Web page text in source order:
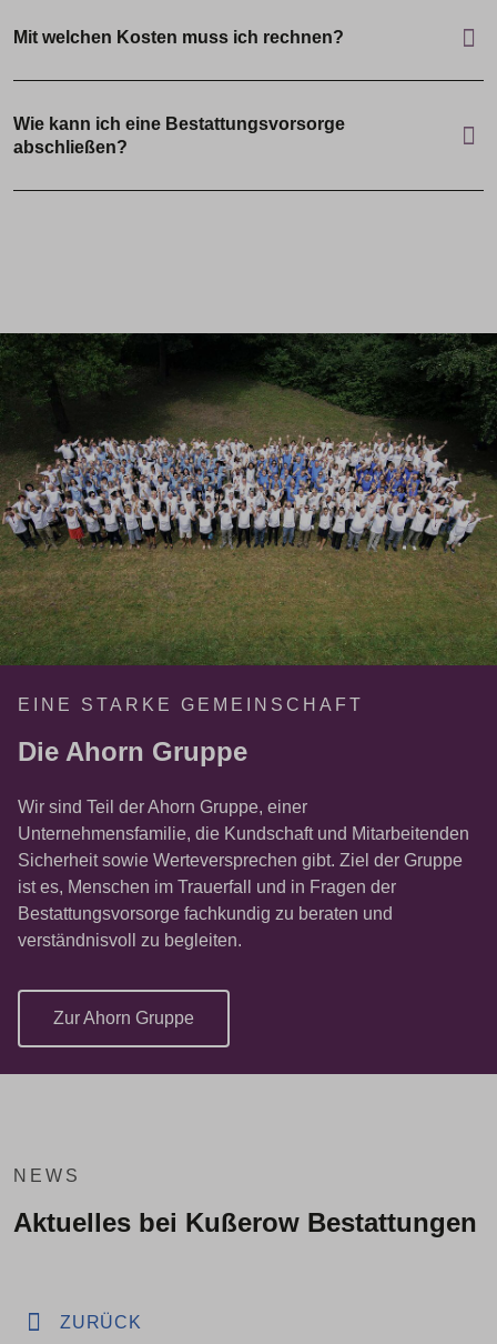
Mit welchen Kosten muss ich rechnen?
Wie kann ich eine Bestattungsvorsorge
abschließen?
EINE STARKE GEMEINSCHAFT
Die Ahorn Gruppe
Wir sind Teil der Ahorn Gruppe, einer
Unternehmensfamilie, die Kundschaft und Mitarbeitenden
Sicherheit sowie Werteversprechen gibt. Ziel der Gruppe
ist es, Menschen im Trauerfall und in Fragen der
Bestattungsvorsorge fachkundig zu beraten und
verständnisvoll zu begleiten.
Zur Ahorn Gruppe
NEWS
Aktuelles bei Kußerow Bestattungen
ZURÜCK